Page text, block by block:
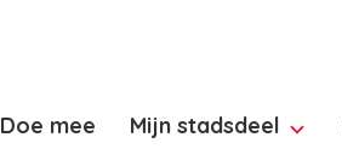
Doe mee Mijn stadsdeel